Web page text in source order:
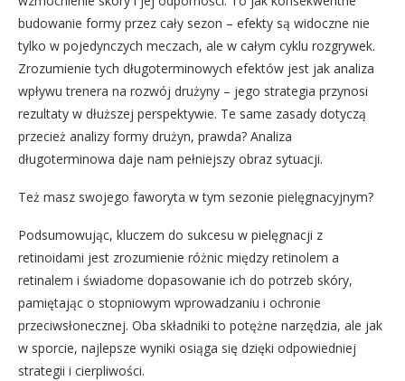
budowanie formy przez cały sezon – efekty są widoczne nie
tylko w pojedynczych meczach, ale w całym cyklu rozgrywek.
Zrozumienie tych długoterminowych efektów jest jak analiza
wpływu trenera na rozwój drużyny – jego strategia przynosi
rezultaty w dłuższej perspektywie. Te same zasady dotyczą
przecież analizy formy drużyn, prawda? Analiza
długoterminowa daje nam pełniejszy obraz sytuacji.
Też masz swojego faworyta w tym sezonie pielęgnacyjnym?
Podsumowując, kluczem do sukcesu w pielęgnacji z
retinoidami jest zrozumienie różnic między retinolem a
retinalem i świadome dopasowanie ich do potrzeb skóry,
pamiętając o stopniowym wprowadzaniu i ochronie
przeciwsłonecznej. Oba składniki to potężne narzędzia, ale jak
w sporcie, najlepsze wyniki osiąga się dzięki odpowiedniej
strategii i cierpliwości.